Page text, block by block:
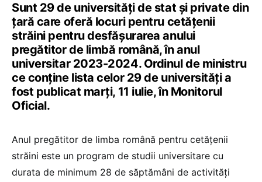
Sunt 29 de universități de stat și private din
țară care oferă locuri pentru cetățenii
străini pentru desfășurarea anului
pregătitor de limbă română, în anul
universitar 2023-2024. Ordinul de ministru
ce conține lista celor 29 de universități a
fost publicat marți, 11 iulie, în Monitorul
Oficial.
Anul pregătitor de limba română pentru cetățenii
străini este un program de studii universitare cu
durata de minimum 28 de săptămâni de activități